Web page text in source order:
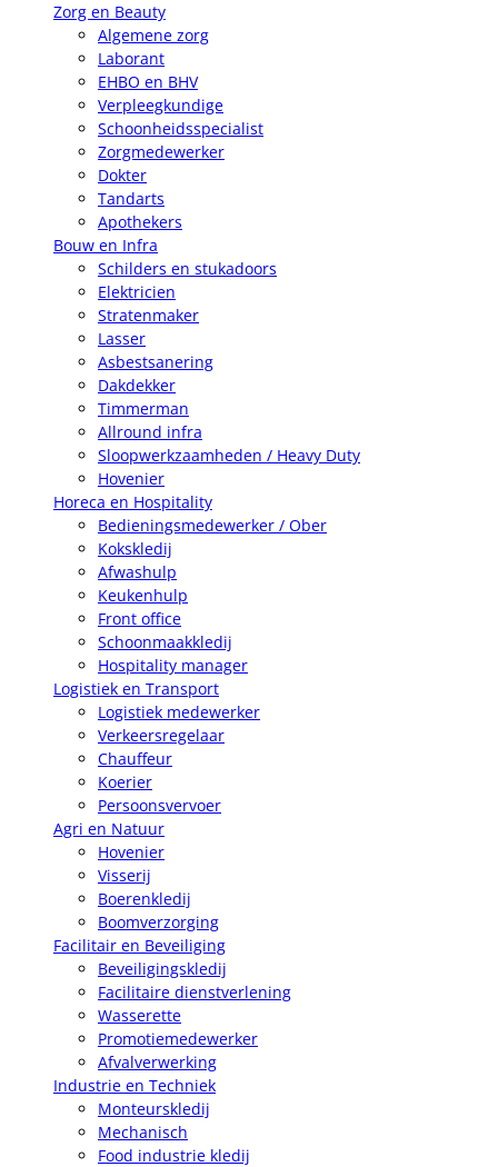
Zorg en Beauty
Algemene zorg
Laborant
EHBO en BHV
Verpleegkundige
Schoonheidsspecialist
Zorgmedewerker
Dokter
Tandarts
Apothekers
Bouw en Infra
Schilders en stukadoors
Elektricien
Stratenmaker
Lasser
Asbestsanering
Dakdekker
Timmerman
Allround infra
Sloopwerkzaamheden / Heavy Duty
Hovenier
Horeca en Hospitality
Bedieningsmedewerker / Ober
Kokskledij
Afwashulp
Keukenhulp
Front office
Schoonmaakkledij
Hospitality manager
Logistiek en Transport
Logistiek medewerker
Verkeersregelaar
Chauffeur
Koerier
Persoonsvervoer
Agri en Natuur
Hovenier
Visserij
Boerenkledij
Boomverzorging
Facilitair en Beveiliging
Beveiligingskledij
Facilitaire dienstverlening
Wasserette
Promotiemedewerker
Afvalverwerking
Industrie en Techniek
Monteurskledij
Mechanisch
Food industrie kledij